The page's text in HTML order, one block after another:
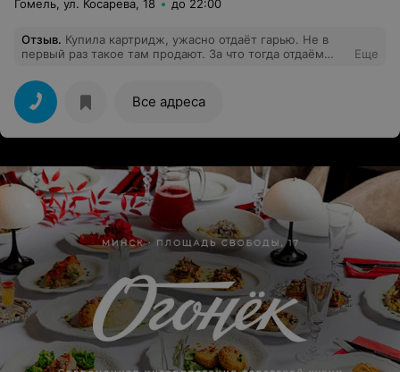
Гомель, ул. Косарева, 18 до 22:00
Отзыв. Купила картридж, ужасно отдаёт гарью. Не в
первый раз такое там продают. За что тогда отдаём
Еще
Все адреса